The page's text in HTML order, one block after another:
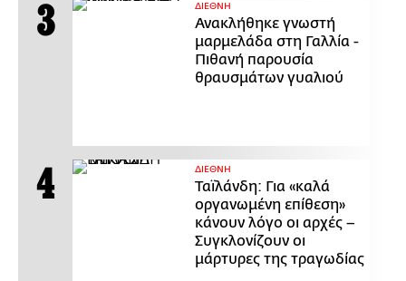
ΔΙΕΘΝΗ
Ανακλήθηκε γνωστή
μαρμελάδα στη Γαλλία -
Πιθανή παρουσία
θραυσμάτων γυαλιού
ΔΙΕΘΝΗ
Ταϊλάνδη: Για «καλά
οργανωμένη επίθεση»
κάνουν λόγο οι αρχές –
Συγκλονίζουν οι
μάρτυρες της τραγωδίας